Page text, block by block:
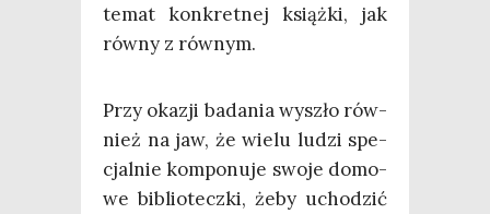
temat kon­kret­nej książ­ki, jak
rów­ny z równym.
Przy oka­zji bada­nia wyszło rów­
nież na jaw, że wie­lu ludzi spe­
cjal­nie kom­po­nu­je swo­je domo­
we biblio­tecz­ki, żeby ucho­dzić